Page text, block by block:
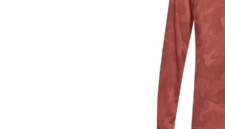
TREK PROCALIBER 8 FURY RED